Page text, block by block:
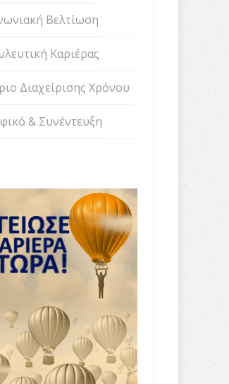
Βελτίωση
Καριέρας
Διαχείρισης Χρόνου
& Συνέντευξη